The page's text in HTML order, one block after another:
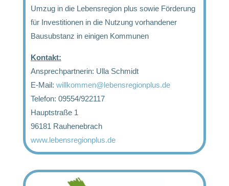
Umzug in die Lebensregion plus sowie Förderung
für Investitionen in die Nutzung vorhandener
Bausubstanz in einigen Kommunen
Kontakt:
Ansprechpartnerin: Ulla Schmidt
E-Mail: willkommen@lebensregionplus.de
Telefon: 09554/922117
Hauptstraße 1
96181 Rauhenebrach
www.lebensregionplus.de